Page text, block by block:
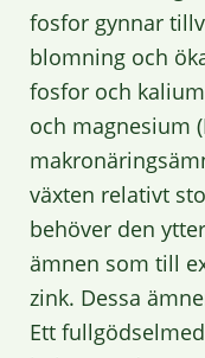
fosfor gynnar
blomning och
fosfor och kalium
och magnesium
växten relativt
behöver den
ämnen som till
zink. Dessa
Ett